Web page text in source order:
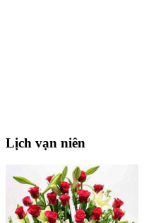
Lịch vạn niên